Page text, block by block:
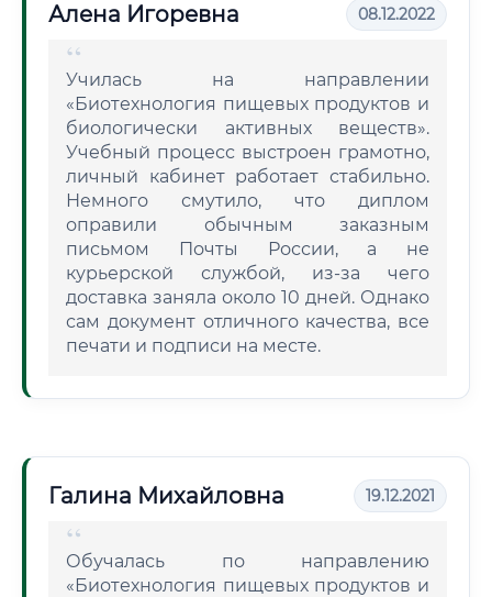
Алена Игоревна 08.12.2022
Училась на направлении
«Биотехнология пищевых продуктов и
биологически активных веществ».
Учебный процесс выстроен грамотно,
личный кабинет работает стабильно.
Немного смутило, что диплом
оправили обычным заказным
письмом Почты России, а не
курьерской службой, из-за чего
доставка заняла около 10 дней. Однако
сам документ отличного качества, все
печати и подписи на месте.
Галина Михайловна 19.12.2021
Обучалась по направлению
«Биотехнология пищевых продуктов и